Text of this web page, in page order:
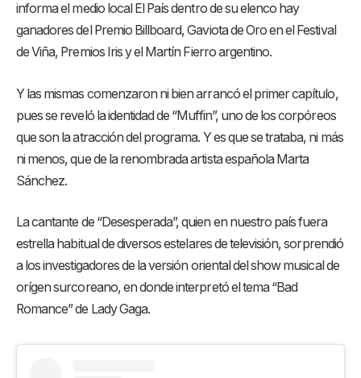
informa el medio local El País dentro de su elenco hay
ganadores del Premio Billboard, Gaviota de Oro en el Festival
de Viña, Premios Iris y el Martín Fierro argentino.
Y las mismas comenzaron ni bien arrancó el primer capítulo,
pues se reveló la identidad de “Muffin”, uno de los corpóreos
que son la atracción del programa. Y es que se trataba, ni más
ni menos, que de la renombrada artista española Marta
Sánchez.
La cantante de “Desesperada”, quien en nuestro país fuera
estrella habitual de diversos estelares de televisión, sorprendió
a los investigadores de la versión oriental del show musical de
orígen surcoreano, en donde interpretó el tema “Bad
Romance” de Lady Gaga.